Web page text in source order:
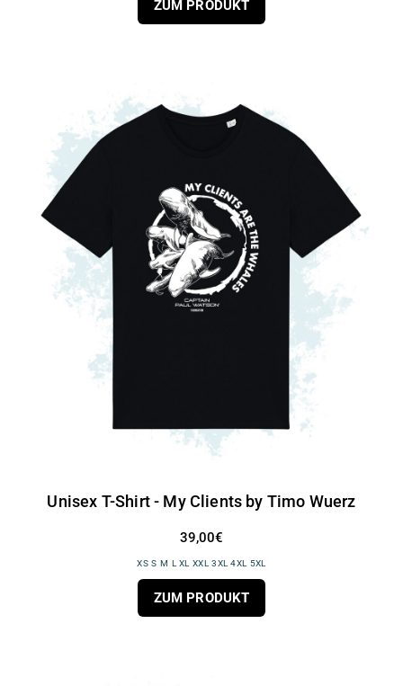
ZUM PRODUKT
Unisex T-Shirt - My Clients by Timo Wuerz
39,00€
XS S M L XL XXL 3XL 4XL 5XL
ZUM PRODUKT